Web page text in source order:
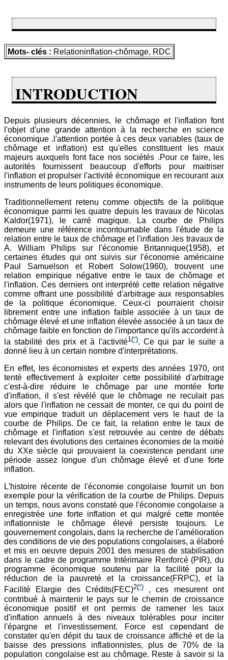
Mots- clés : Relationinflation-chômage, RDC
INTRODUCTION
Depuis plusieurs décennies, le chômage et l'inflation font
l'objet d'une grande attention à la recherche en science
économique .l'attention portée à ces deux variables (taux de
chômage et inflation) est qu'elles constituent les maux
majeurs auxquels font face nos sociétés .Pour ce faire, les
autorités fournissent beaucoup d'efforts pour maitriser
l'inflation et propulser l'activité économique en recourant aux
instruments de leurs politiques économique.
Traditionnellement retenu comme objectifs de la politique
économique parmi les quatre depuis les travaux de Nicolas
Kaldor(1971), le carré magique. La courbe de Philips
demeure une référence incontournable dans l'étude de la
relation entre le taux de chômage et l'inflation .les travaux de
A. William Philips sur l'économie Britannique(1958), et
certaines études qui ont suivis sur l'économie américaine
Paul Samuelson et Robert Solow(1960), trouvent une
relation empirique négative entre le taux de chômage et
l'inflation. Ces derniers ont interprété cette relation négative
comme offrant une possibilité d'arbitrage aux responsables
de la politique économique. Ceux-ci pourraient choisir
librement entre une inflation faible associée à un taux de
chômage élevé et une inflation élevée associée à un taux de
chômage faible en fonction de l'importance qu'ils accordent à
la stabilité des prix et à l'activité1(*). Ce qui par le suite a
donné lieu à un certain nombre d'interprétations.
En effet, les économistes et experts des années 1970, ont
tenté effectivement à exploiter cette possibilité d'arbitrage
c'est-à-dire réduire le chômage par une montée forte
d'inflation, il s'est révélé que le chômage ne reculait pas
alors que l'inflation ne cessait de monter, ce qui du point de
vue empirique traduit un déplacement vers le haut de la
courbe de Philips. De ce fait, la relation entre le taux de
chômage et l'inflation s'est retrouvée au centre de débats
relevant des évolutions des certaines économies de la moitié
du XXe siècle qui prouvaient la coexistence pendant une
période assez longue d'un chômage élevé et d'une forte
inflation.
L'histoire récente de l'économie congolaise fournit un bon
exemple pour la vérification de la courbe de Philips. Depuis
un temps, nous avons constaté que l'économie congolaise a
enregistrée une forte inflation et qui malgré cette montée
inflationniste le chômage élevé persiste toujours. Le
gouvernement congolais, dans la recherche de l'amélioration
des conditions de vie des populations congolaises, a élaboré
et mis en oeuvre depuis 2001 des mesures de stabilisation
dans le cadre de programme Intérimaire Renforcé (PIR), du
programme économique soutenu par la facilité pour la
réduction de la pauvreté et la croissance(FRPC), et la
Facilité Elargie des Crédits(FEC)2(*), ces mesurent ont
contribué à maintenir le pays sur le chemin de croissance
économique positif et ont permis de ramener les taux
d'inflation annuels à des niveaux tolérables pour inciter
l'épargne et l'investissement. Force est cependant de
constater qu'en dépit du taux de croissance affiché et de la
baisse des pressions inflationnistes, plus de 70% de la
population congolaise est au chômage. Reste à savoir si la